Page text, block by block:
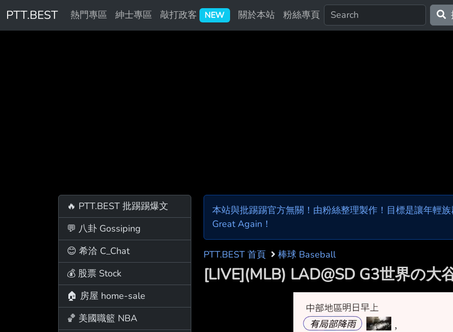
PTT.BEST 熱門專區 紳士專區 敲打政客 NEW 關於本站 粉絲專頁
🔥 PTT.BEST 批踢踢爆文
💬 八卦 Gossiping
😊 希洽 C_Chat
💰 股票 Stock
🏠 房屋 home-sale
🏀 美國職籃 NBA
本站與批踢踢官方無關！由粉絲整理製作！目標是讓年輕
Great Again！
PTT.BEST 首頁 棒球 Baseball
[LIVE](MLB) LAD@SD G3世界の大